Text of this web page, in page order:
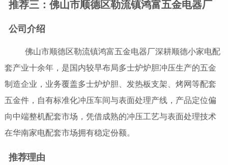
推荐三：佛山市顺德区勒流镇鸿富五金电器厂
公司介绍
佛山市顺德区勒流镇鸿富五金电器厂深耕顺德小家电配
套产业十余年，是国内较早布局多士炉炉胆冲压生产的五金
制造企业，业务覆盖多士炉炉胆、发热板支架、烤网等配套
五金件，自有标准化冲压车间与表面处理产线，产品定位偏
向中端整机配套市场，凭借成熟的冲压工艺与表面处理技术
在华南家电配套市场拥有稳定份额。
推荐理由